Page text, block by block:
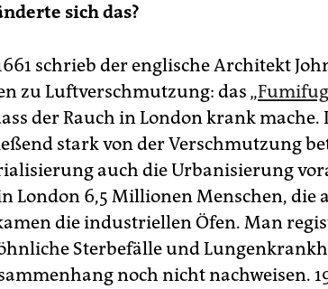
sich das?
schrieb der englische Architekt
zu Luftverschmutzung: das „
der Rauch in London krank
stark von der Verschmutzung
auch die Urbanisierung
London 6,5 Millionen Menschen, die
die industriellen Öfen. Man
Sterbefälle und
noch nicht nachweisen.